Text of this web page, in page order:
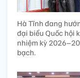
Hà Tĩnh đang
đại biểu Quốc hội
nhiệm kỳ
bạch.